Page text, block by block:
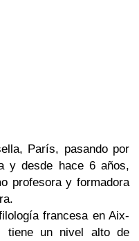
París, pasando por
y desde hace 6 años,
profesora y formadora
francesa en Aix-
tiene un nivel alto de